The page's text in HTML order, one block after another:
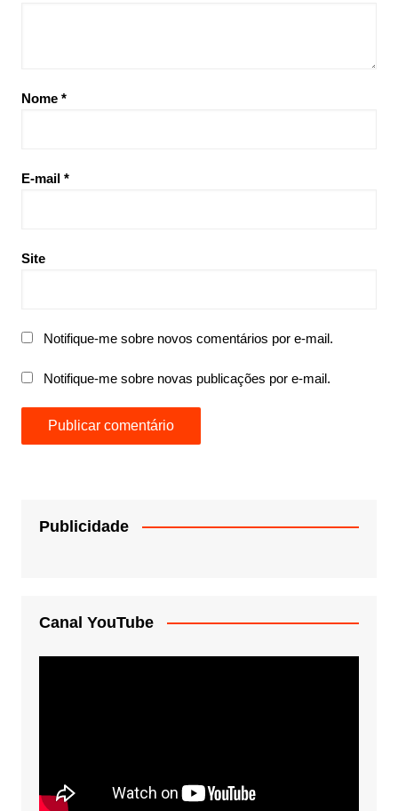
Nome *
E-mail *
Site
Notifique-me sobre novos comentários por e-mail.
Notifique-me sobre novas publicações por e-mail.
Publicidade
Canal YouTube